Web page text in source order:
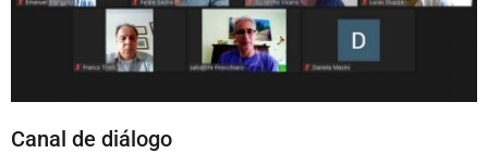
Canal de diálogo